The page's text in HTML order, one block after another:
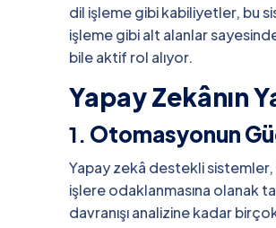
dil işleme gibi kabiliyetler, bu
işleme gibi alt alanlar
bile aktif rol alıyor.
Yapay Zekânın
1. Otomasyonun
Yapay zekâ destekli
işlere odaklanmasına olanak
davranışı analizine kadar